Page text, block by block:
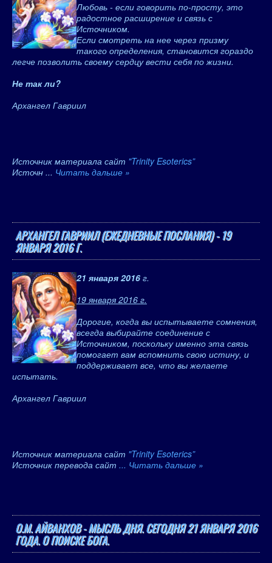
Любовь - если говорить по-просту, это
радостное расширение и связь с
Источником.
Если смотреть на нее через призму
такого определения, становится гораздо
легче позволить своему сердцу вести себя по жизни.
Не так ли?
Архангел Гавриил
Источник материала сайт "Trinity Esoterics”
Источн ... Читать дальше »
АРХАНГЕЛ ГАВРИИЛ (ЕЖЕДНЕВНЫЕ ПОСЛАНИЯ) - 19
ЯНВАРЯ 2016 Г.
21 января 2016 г.
19 января 2016 г.
Дорогие, когда вы испытываете сомнения,
всегда выбирайте соединение с
Источником, поскольку именно эта связь
помогает вам вспомнить свою истину, и
поддерживает все, что вы желаете
испытать.
Архангел Гавриил
Источник материала сайт "Trinity Esoterics”
Источник перевода сайт ... Читать дальше »
О.М. АЙВАНХОВ - МЫСЛЬ ДНЯ. СЕГОДНЯ 21 ЯНВАРЯ 2016
ГОДА. О ПОИСКЕ БОГА.